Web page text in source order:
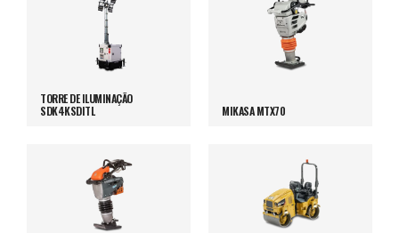
TORRE DE ILUMINAÇÃO
SDK4KSDITL
MIKASA MTX70